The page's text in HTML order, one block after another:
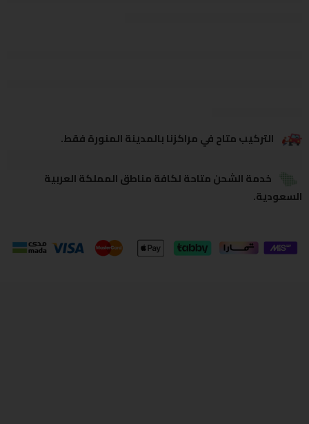
التركيب متاح في مراكزنا بالمدينة المنورة فقط.
خدمة الشحن متاحة لكافة مناطق المملكة العربية
السعودية.